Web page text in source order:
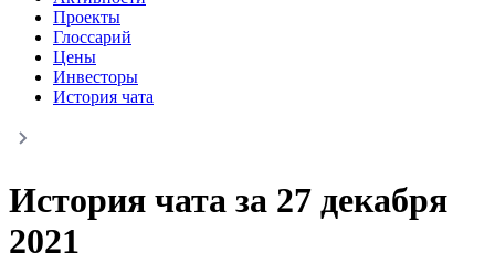
Проекты
Глоссарий
Цены
Инвесторы
История чата
История чата за 27 декабря
2021